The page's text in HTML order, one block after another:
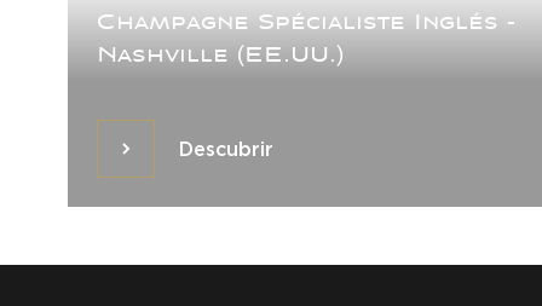
Champagne Spécialiste Inglés -
Nashville (EE.UU.)
DescubrirDescubrir